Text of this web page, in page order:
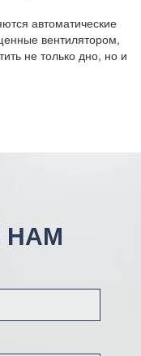
автоматические
вентилятором,
не только дно, но и
НАМ